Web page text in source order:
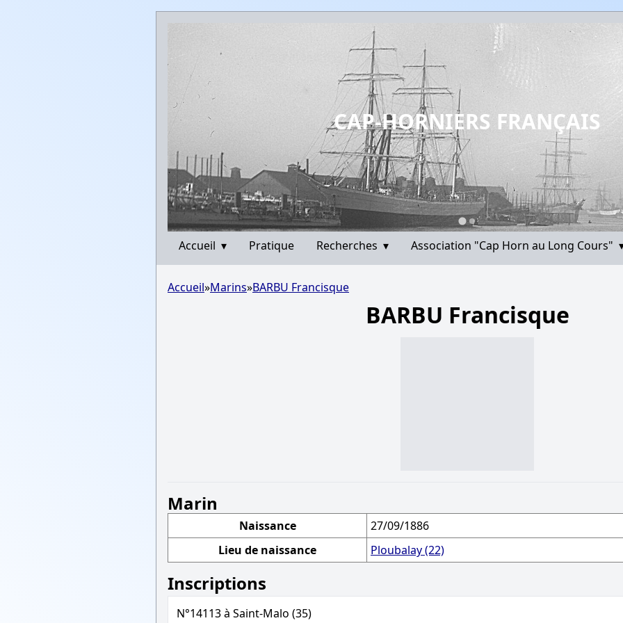
CAP-HORNIERS FRANÇAIS
Accueil ▾ Pratique Recherches ▾ Association "Cap Horn au Long Cours"
Accueil»Marins»BARBU Francisque
BARBU Francisque
Marin
Naissance
27/09/1886
Lieu de naissance
Ploubalay (22)
Inscriptions
N°14113 à Saint-Malo (35)